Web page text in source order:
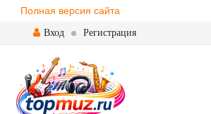
Полная версия сайта
Вход Регистрация